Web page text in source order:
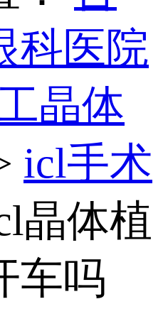
科医院
晶体
icl手术
晶体植
车吗